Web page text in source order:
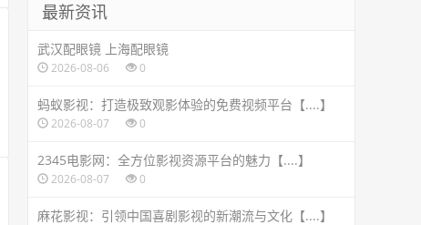
最新资讯
武汉配眼镜 上海配眼镜
2026-08-06 0
蚂蚁影视：打造极致观影体验的免费视频平台【....】
2026-08-07 0
2345电影网：全方位影视资源平台的魅力【....】
2026-08-07 0
麻花影视：引领中国喜剧影视的新潮流与文化【....】